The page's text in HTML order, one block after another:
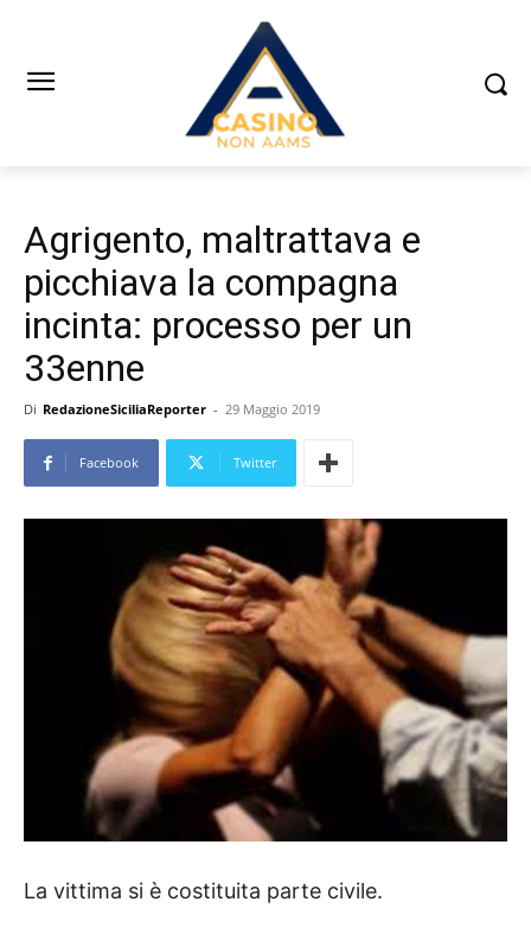
Agrigento, maltrattava e
picchiava la compagna
incinta: processo per un
33enne
Di RedazioneSiciliaReporter - 29 Maggio 2019
Facebook Twitter
La vittima si è costituita parte civile.